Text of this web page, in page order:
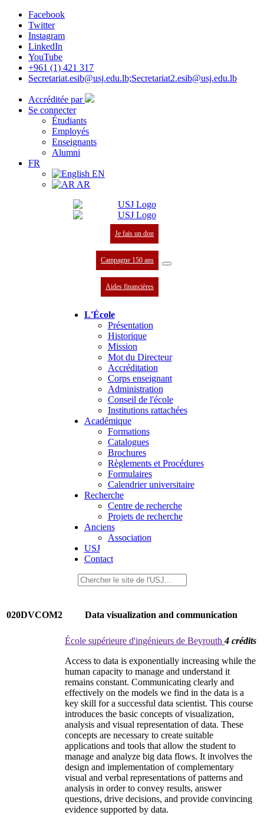
Facebook
Twitter
Instagram
LinkedIn
YouTube
+961 (1) 421 317
Secretariat.esib@usj.edu.lb;Secretariat2.esib@usj.edu.lb
Accréditée par
Se connecter
Étudiants
Employés
Enseignants
Alumni
FR
EN
AR
Je fais un don
Campagne 150 ans
Aides financières
L'École
Présentation
Historique
Mission
Mot du Directeur
Accréditation
Corps enseignant
Administration
Conseil de l'école
Institutions rattachées
Académique
Formations
Catalogues
Brochures
Règlements et Procédures
Formulaires
Calendrier universitaire
Recherche
Centre de recherche
Projets de recherche
Anciens
Association
USJ
Contact
020DVCOM2 Data visualization and communication
École supérieure d'ingénieurs de Beyrouth4 crédits
Access to data is exponentially increasing while the
human capacity to manage and understand it
remains constant. Communicating clearly and
effectively on the models we find in the data is a
key skill for a successful data scientist. This course
introduces the basic concepts of visualization,
analysis and visual representation of data. These
concepts are necessary to create suitable
applications and tools that allow the student to
manage and analyze big data flows. It involves the
design and implementation of complementary
visual and verbal representations of patterns and
analysis in order to convey results, answer
questions, drive decisions, and provide convincing
evidence supported by data.